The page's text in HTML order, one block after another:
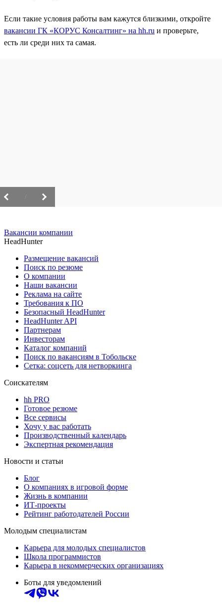
Если такие условия работы вам кажутся близкими, откройте
вакансии ГК «КОРУС Консалтинг» на hh.ru и проверьте,
есть ли среди них та самая.
Вакансии компании
HeadHunter
Размещение вакансий
Поиск по резюме
О компании
Наши вакансии
Реклама на сайте
Требования к ПО
Безопасный HeadHunter
HeadHunter API
Партнерам
Инвесторам
Каталог компаний
Поиск по вакансиям в Тобольске
Сетка: соцсеть для нетворкинга
Соискателям
hh PRO
Готовое резюме
Все сервисы
Хочу у вас работать
Производственный календарь
Экспертная рекомендация
Новости и статьи
Блог
О компаниях в игровой форме
Жизнь в компании
ИТ-проекты
Рейтинг работодателей России
Молодым специалистам
Карьера для молодых специалистов
Школа программистов
Карьера в некоммерческих организациях
Боты для уведомлений